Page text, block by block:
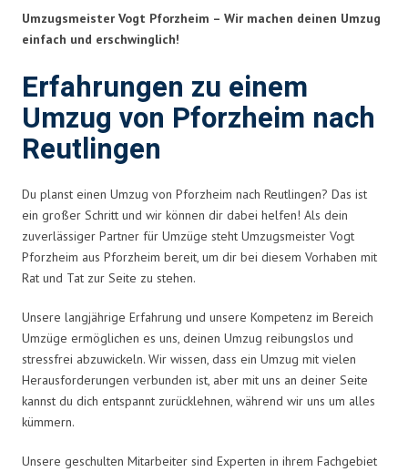
Umzugsmeister Vogt Pforzheim – Wir machen deinen Umzug
einfach und erschwinglich!
Erfahrungen zu einem
Umzug von Pforzheim nach
Reutlingen
Du planst einen Umzug von Pforzheim nach Reutlingen? Das ist
ein großer Schritt und wir können dir dabei helfen! Als dein
zuverlässiger Partner für Umzüge steht Umzugsmeister Vogt
Pforzheim aus Pforzheim bereit, um dir bei diesem Vorhaben mit
Rat und Tat zur Seite zu stehen.
Unsere langjährige Erfahrung und unsere Kompetenz im Bereich
Umzüge ermöglichen es uns, deinen Umzug reibungslos und
stressfrei abzuwickeln. Wir wissen, dass ein Umzug mit vielen
Herausforderungen verbunden ist, aber mit uns an deiner Seite
kannst du dich entspannt zurücklehnen, während wir uns um alles
kümmern.
Unsere geschulten Mitarbeiter sind Experten in ihrem Fachgebiet